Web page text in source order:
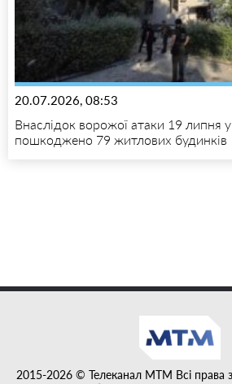
20.07.2026, 08:53
Внаслідок ворожої атаки 19 липня
пошкоджено 79 житлових будинків
2015-2026 © Телеканал MTM Всі права